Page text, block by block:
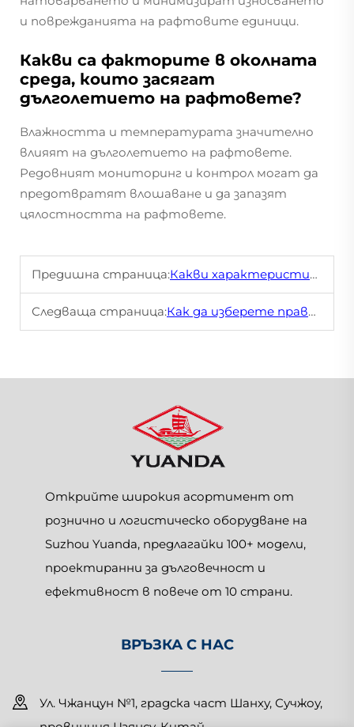
и поврежданията на рафтовите единици.
Какви са факторите в околната
среда, които засягат
дълголетието на рафтовете?
Влажността и температурата значително
влияят на дълголетието на рафтовете.
Редовният мониторинг и контрол могат да
предотвратят влошаване и да запазят
цялостността на рафтовете.
Предишна страница:Какви характеристики правят рафтовете в супермаркетите по-издръжливи?
Следваща страница:Как да изберете правилната витрина за зеленчук и плод за магазина си?
Открийте широкия асортимент от
рознично и логистическо оборудване на
Suzhou Yuanda, предлагайки 100+ модели,
проектиранни за дълговечност и
ефективност в повече от 10 страни.
ВРЪЗКА С НАС
Ул. Чжанцун №1, градска част Шанху, Сучжоу,